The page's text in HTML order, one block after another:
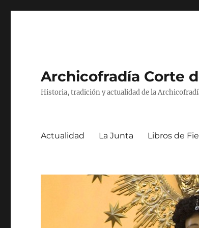
Archicofradía Corte
Historia, tradición y actualidad de la
Actualidad La Junta Libros de